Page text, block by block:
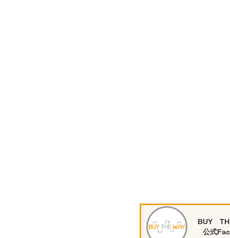
BUY
公式